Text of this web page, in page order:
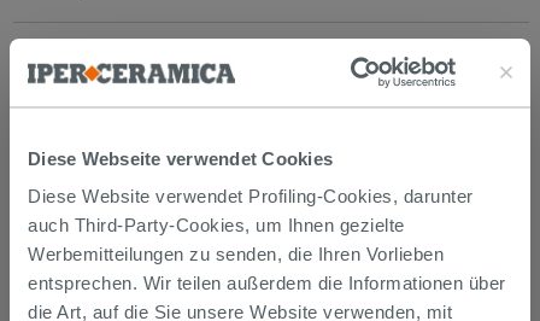
Diese Webseite verwendet Cookies
Diese Website verwendet Profiling-Cookies, darunter
auch Third-Party-Cookies, um Ihnen gezielte
Werbemitteilungen zu senden, die Ihren Vorlieben
entsprechen. Wir teilen außerdem die Informationen über
die Art, auf die Sie unsere Website verwenden, mit